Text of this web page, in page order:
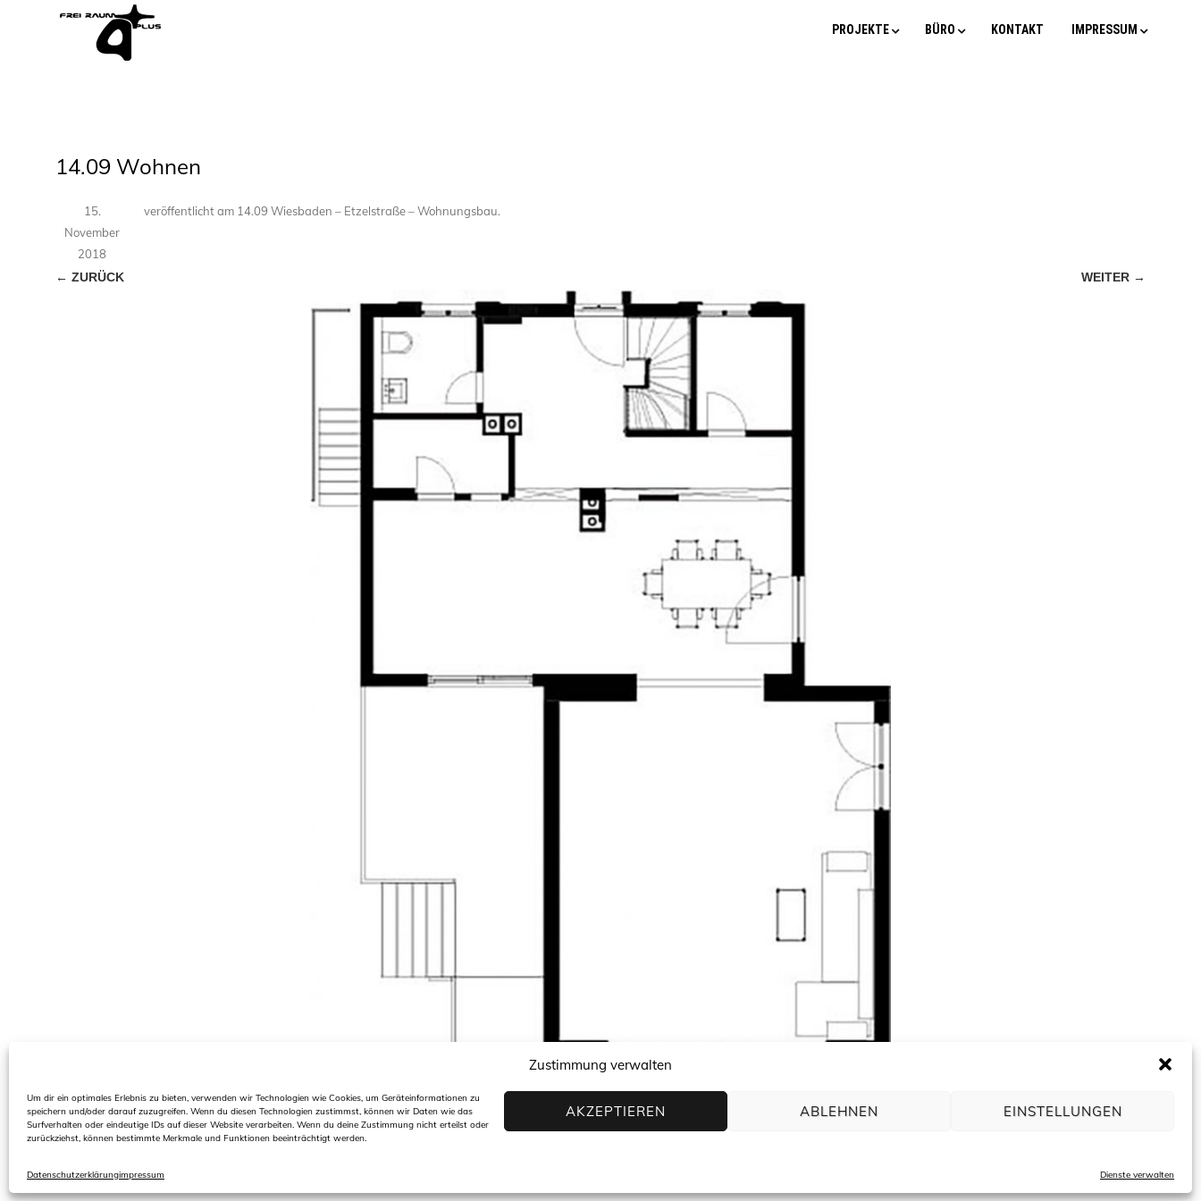
Zustimmung verwalten
Um dir ein optimales Erlebnis zu bieten, verwenden wir Technologien wie Cookies, um Geräteinformationen zu
speichern und/oder darauf zuzugreifen. Wenn du diesen Technologien zustimmst, können wir Daten wie das
Surfverhalten oder eindeutige IDs auf dieser Website verarbeiten. Wenn du deine Zustimmung nicht erteilst oder
zurückziehst, können bestimmte Merkmale und Funktionen beeinträchtigt werden.
Dienste verwalten
AKZEPTIEREN ABLEHNEN EINSTELLUNGEN
Datenschutzerklärungimpressum
PROJEKTE BÜRO KONTAKT IMPRESSUM
14.09 Wohnen
veröffentlicht
15.
November
2018
am 14.09 Wiesbaden – Etzelstraße – Wohnungsbau.
← ZURÜCK WEITER →
info@freiraum4plus.de